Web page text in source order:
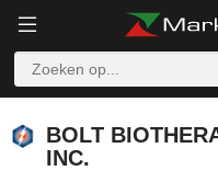
BOLT
INC.